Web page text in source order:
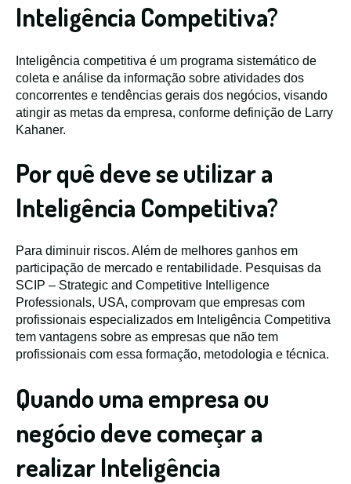
Inteligência Competitiva?
Inteligência competitiva é um programa sistemático de
coleta e análise da informação sobre atividades dos
concorrentes e tendências gerais dos negócios, visando
atingir as metas da empresa, conforme definição de Larry
Kahaner.
Por quê deve se utilizar a
Inteligência Competitiva?
Para diminuir riscos. Além de melhores ganhos em
participação de mercado e rentabilidade. Pesquisas da
SCIP – Strategic and Competitive Intelligence
Professionals, USA, comprovam que empresas com
profissionais especializados em Inteligência Competitiva
tem vantagens sobre as empresas que não tem
profissionais com essa formação, metodologia e técnica.
Quando uma empresa ou
negócio deve começar a
realizar Inteligência